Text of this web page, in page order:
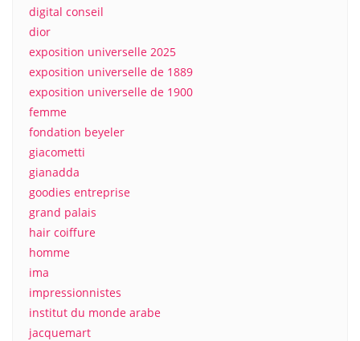
digital conseil
dior
exposition universelle 2025
exposition universelle de 1889
exposition universelle de 1900
femme
fondation beyeler
giacometti
gianadda
goodies entreprise
grand palais
hair coiffure
homme
ima
impressionnistes
institut du monde arabe
jacquemart